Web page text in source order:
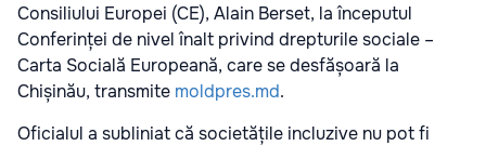
Consiliului Europei (CE), Alain Berset, la începutul
Conferinței de nivel înalt privind drepturile sociale –
Carta Socială Europeană, care se desfășoară la
Chișinău, transmite moldpres.md.
Oficialul a subliniat că societățile incluzive nu pot fi